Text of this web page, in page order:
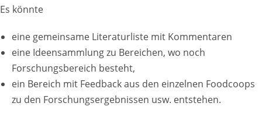
Es könnte
eine gemeinsame Literaturliste mit Kommentaren
eine Ideensammlung zu Bereichen, wo noch
Forschungsbereich besteht,
ein Bereich mit Feedback aus den einzelnen Foodcoops
zu den Forschungsergebnissen usw. entstehen.